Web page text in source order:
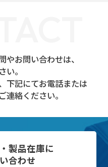
やお問い合わせは、
。
下記にてお電話または
絡ください。
製品在庫に
合わせ